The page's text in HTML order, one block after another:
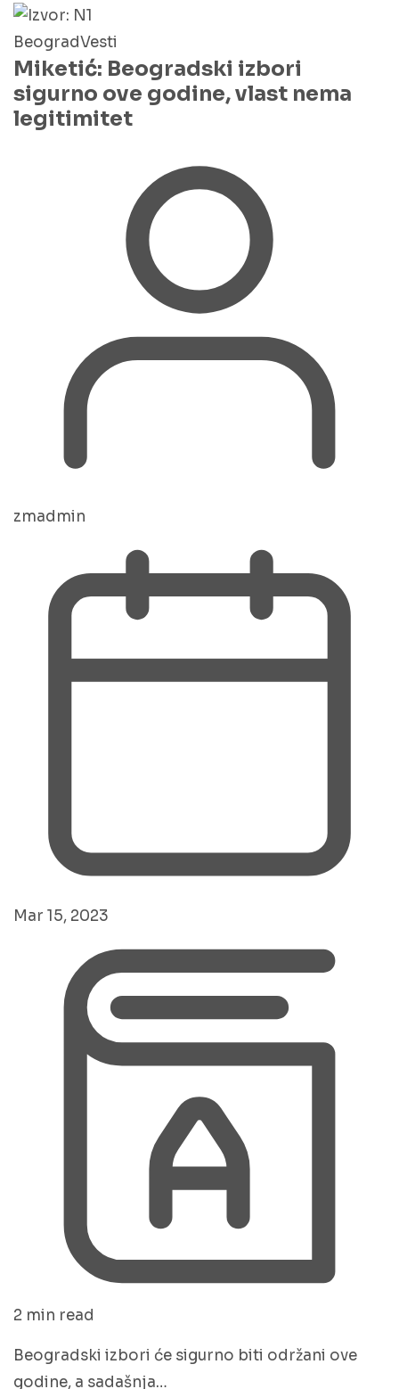
BeogradVesti
Miketić: Beogradski izbori
sigurno ove godine, vlast nema
legitimitet
zmadmin
Mar 15, 2023
2 min read
Beogradski izbori će sigurno biti održani ove
godine, a sadašnja…